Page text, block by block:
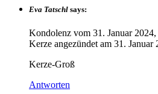
Eva Tatschl says:
Kondolenz vom 31. Januar
Kerze angezündet am 31. Januar
Kerze-Groß
Antworten